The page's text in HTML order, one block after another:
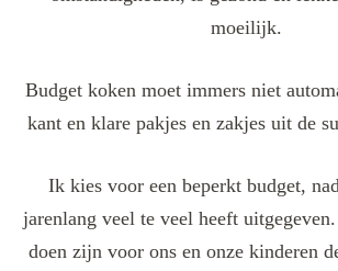
moeilijk.
Budget koken moet immers niet
kant en klare pakjes en zakjes uit de
Ik kies voor een beperkt budget,
jarenlang veel te veel heeft
doen zijn voor ons en onze kinderen